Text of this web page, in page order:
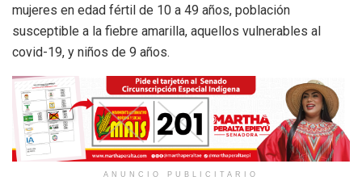
mujeres en edad fértil de 10 a 49 años, población
susceptible a la fiebre amarilla, aquellos vulnerables al
covid-19, y niños de 9 años.
ANUNCIO PUBLICITARIO